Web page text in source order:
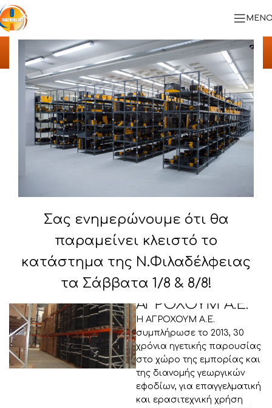
Σας ενημερώνουμε ότι θα
παραμείνει κλειστό το
κατάστημα της Ν.Φιλαδέλφειας
τα Σάββατα 1/8 & 8/8!
Αρχική/ΥΛΟΠΟΙΗΜΕΝΑ ΕΡΓΑ/ΑΓΡΟΧΟΥΜ Α.Ε.
ΑΓΡΟΧΟΥΜ Α.Ε.
Η ΑΓΡΟΧΟΥΜ Α.Ε.
συμπλήρωσε το 2013, 30
χρόνια ηγετικής παρουσίας
στο χώρο της εμπορίας και
της διανομής γεωργικών
εφοδίων, για επαγγελματική
και ερασιτεχνική χρήση